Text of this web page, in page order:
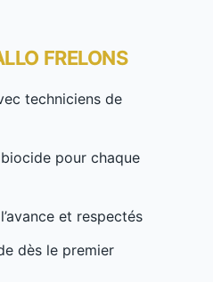
FRELONS
techniciens de
pour chaque
et respectés
dès le premier